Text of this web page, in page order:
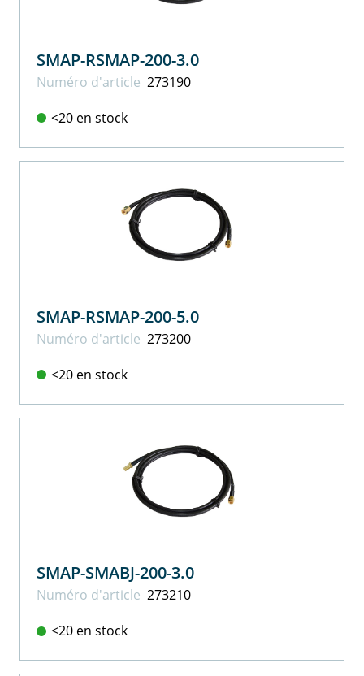
SMAP-RSMAP-200-3.0
Numéro d'article 273190
<20 en stock
SMAP-RSMAP-200-5.0
Numéro d'article 273200
<20 en stock
SMAP-SMABJ-200-3.0
Numéro d'article 273210
<20 en stock